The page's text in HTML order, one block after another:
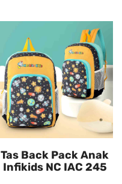
Tas Back Pack Anak
Infikids NC IAC 245